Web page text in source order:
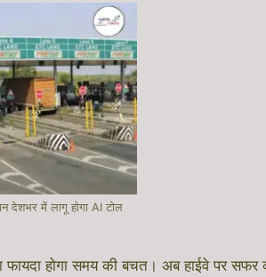
देशभर में लागू होगा AI टोल
होगा समय की बचत। अब हाईवे पर